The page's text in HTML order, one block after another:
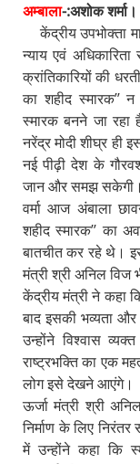
अम्बाला-
केंद्रीय उपभोक्ता
न्याय एवं
क्रांतिकारियों की
का शहीद स्मारक’’
स्मारक बनने जा रहा
नरेंद्र मोदी शीघ्र ही
नई पीढ़ी देश के
जान और समझ सकेगी।
वर्मा आज अंबाला
शहीद स्मारक’’ का
बातचीत कर रहे थे।
मंत्री श्री अनिल विज
केंद्रीय मंत्री ने कहा
बाद इसकी भव्यता और
उन्होंने विश्वास
राष्ट्रभक्ति का एक
लोग इसे देखने आएंगे।
ऊर्जा मंत्री श्री
निर्माण के लिए
में उन्होंने कहा कि